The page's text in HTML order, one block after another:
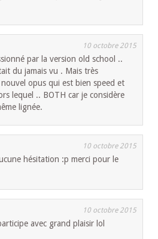
10 octobre 2015
par la version old school ..
du jamais vu . Mais très
opus qui est bien speed et
lequel .. BOTH car je considère
lignée.
10 octobre 2015
hésitation :p merci pour le
10 octobre 2015
avec grand plaisir lol